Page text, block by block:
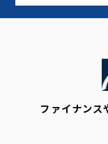
ファイナンス